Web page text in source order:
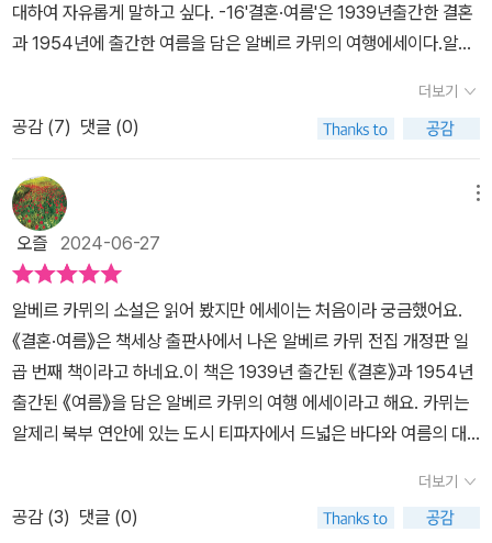
대하여 자유롭게 말하고 싶다. -16'결혼·여름'은 1939년출간한 결혼
과 1954년에 출간한 여름을 담은 알베르 카뮈의 여행에세이다.알베
간지 기자로 일을 했다. '이방인'으로 이름을 알렸으며 '시지프 신화',
'칼리굴라', '페스트' 등의 작품을 발표하였고 1957년에 노벨문학상을
수상했다.여느때보다 일찍 찾아온 올 여름, 카뮈의 에세이가 우리의
호기심을 자아내게 했다.무더운 여름, 끝없이 펼쳐진 넓고 푸른 바다
는 우리에게 낭만을 그리고 낯선 곳으로의 여행을 꿈꾸게 하는 것 같
다.하얀 파도가 반짝이는 눈부신 여름 바다를 연상시키는 책표지도
예쁘다.'결혼·여름'은 소설일거라는 나의 짐작과 달리 여행 에세이로,
차례를 살펴보다가 '티파자에서의 결혼'과 '티파자에 돌아오다'는 제
목이 눈길을 끌었다. 출판연도는 다르지만 이야기가 서로 연결되어
있는 것 같았기 때문이다.강렬한 티파자의 풍경 그 중에서도 야생의
푸른 하늘, 꽃들로뒤덮인 폐허, 장미향 부겐베리아, 길고 푸른 붓꽃,
바다...... 숨막히도록 아름답고 환상적인 그 곳으로 우리를 초대한다.
눈이 시릴만큼 눈부신 그곳으로 당장이라도 달려가고 싶어질 것이다.
그곳에 가면 카뮈의 흔적을, 그가 누렸던 기쁨을 찾을 수 있을까 궁금
더보기
공감 (7) 댓글 (0)
오즐 2024-06-27
알베르 카뮈의 소설은 읽어 봤지만 에세이는 처음이라 궁금했어요.
《결혼·여름》은 책세상 출판사에서 나온 알베르 카뮈 전집 개정판 일
곱 번째 책이라고 하네요.이 책은 1939년 출간된 《결혼》과 1954년
출간된 《여름》을 담은 알베르 카뮈의 여행 에세이라고 해요. 카뮈는
알제리 북부 연안에 있는 도시 티파자에서 드넓은 바다와 여름의 대
종이다. 폐허와 봄의 이 결혼 속에서 폐허는 다시금 돌이 되어, 인간의
손길이 가했던 저 반드러움을 잃어버리고 자연의 품으로 되돌아왔다.'
더보기
공감 (3) 댓글 (0)